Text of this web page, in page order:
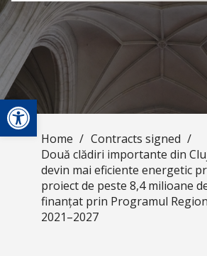
Open toolbar
Home / Contracts signed /
Două clădiri importante din
devin mai eficiente energetic
proiect de peste 8,4 milioane
finanțat prin Programul
2021–2027